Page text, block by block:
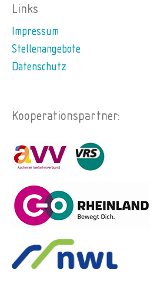
Links
Impressum
Stellenangebote
Datenschutz
Kooperationspartner: